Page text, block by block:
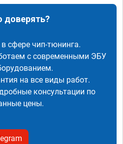
сфере чип-тюнинга.
с современными ЭБУ
на все виды работ.
консультации по
цены.